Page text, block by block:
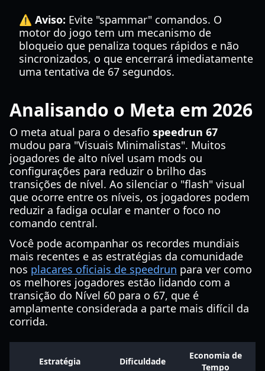
⚠️ Aviso: Evite "spammar" comandos. O
motor do jogo tem um mecanismo de
bloqueio que penaliza toques rápidos e não
sincronizados, o que encerrará imediatamente
uma tentativa de 67 segundos.
Analisando o Meta em 2026
O meta atual para o desafio speedrun 67
mudou para "Visuais Minimalistas". Muitos
jogadores de alto nível usam mods ou
configurações para reduzir o brilho das
transições de nível. Ao silenciar o "flash" visual
que ocorre entre os níveis, os jogadores podem
reduzir a fadiga ocular e manter o foco no
comando central.
Você pode acompanhar os recordes mundiais
mais recentes e as estratégias da comunidade
nos placares oficiais de speedrun para ver como
os melhores jogadores estão lidando com a
transição do Nível 60 para o 67, que é
amplamente considerada a parte mais difícil da
corrida.
Estratégia Dificuldade
Economia de
Tempo